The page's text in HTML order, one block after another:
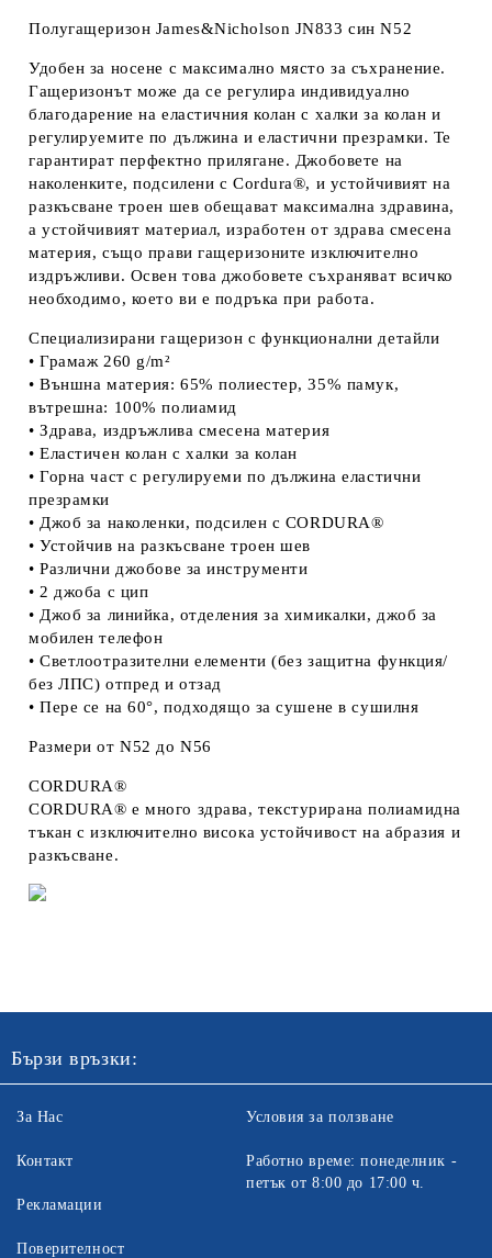
Ние ще се свържем с вас в рамките на работния ден. Крайната
Полугащеризон James&Nicholson JN833 син N52
Удобен за носене с максимално място за съхранение.
Гащеризонът може да се регулира индивидуално
благодарение на еластичния колан с халки за колан и
регулируемите по дължина и еластични презрамки. Те
гарантират перфектно прилягане. Джобовете на
наколенките, подсилени с Cordura®, и устойчивият на
разкъсване троен шев обещават максимална здравина,
а устойчивият материал, изработен от здрава смесена
материя, също прави гащеризоните изключително
издръжливи. Освен това джобовете съхраняват всичко
необходимо, което ви е подръка при работа.
Специализирани гащеризон с функционални детайли
• Грамаж 260 g/m²
• Външна материя: 65% полиестер, 35% памук,
вътрешна: 100% полиамид
• Здрава, издръжлива смесена материя
• Еластичен колан с халки за колан
• Горна част с регулируеми по дължина еластични
презрамки
• Джоб за наколенки, подсилен с CORDURA®
• Устойчив на разкъсване троен шев
• Различни джобове за инструменти
• 2 джоба с цип
• Джоб за линийка, отделения за химикалки, джоб за
мобилен телефон
• Светлоотразителни елементи (без защитна функция/
без ЛПС) отпред и отзад
• Пере се на 60°, подходящо за сушене в сушилня
Размери от N52 до N56
CORDURA®
CORDURA® е много здрава, текстурирана полиамидна
тъкан с изключително висока устойчивост на абразия и
разкъсване.
Бързи връзки:
За Нас
Контакт
Рекламации
Поверителност
Условия за ползване
Работно време: понеделник -
петък от 8:00 до 17:00 ч.